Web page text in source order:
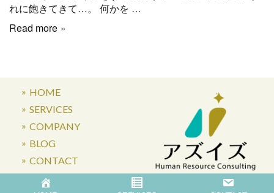
れに飽きてきて…。 何かを …
Read more
HOME
SERVICES
COMPANY
BLOG
CONTACT